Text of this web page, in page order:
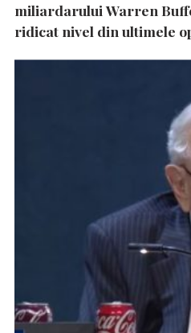
miliardarului Warren
ridicat nivel din ultimele